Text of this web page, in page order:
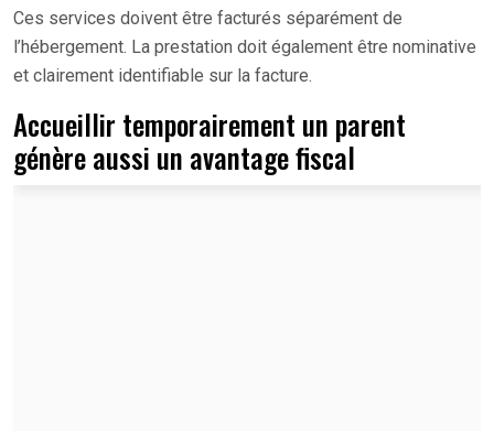
Ces services doivent être facturés séparément de
l’hébergement. La prestation doit également être nominative
et clairement identifiable sur la facture.
Accueillir temporairement un parent
génère aussi un avantage fiscal